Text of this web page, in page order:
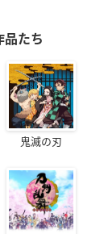
品たち
鬼滅の刃